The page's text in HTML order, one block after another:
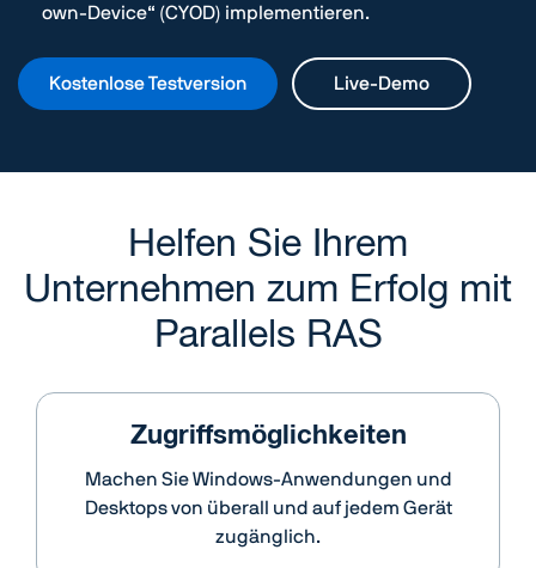
own-Device“ (CYOD) implementieren.
Kostenlose Testversion Live-Demo
Helfen Sie Ihrem
Unternehmen zum Erfolg mit
Parallels RAS
Zugriffsmöglichkeiten
Machen Sie Windows-Anwendungen und
Desktops von überall und auf jedem Gerät
zugänglich.